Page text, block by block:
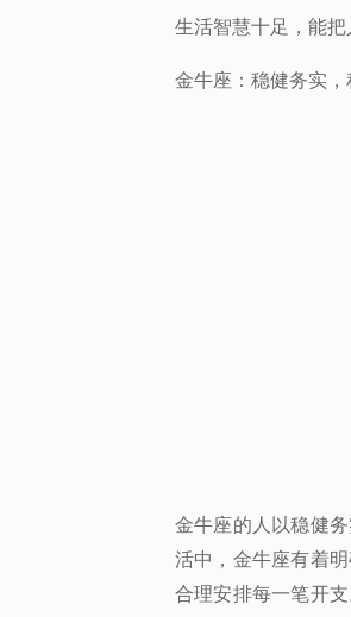
生活智慧十足，能
金牛座：稳健务实，
金牛座的人以稳健
活中，金牛座有着
合理安排每一笔开